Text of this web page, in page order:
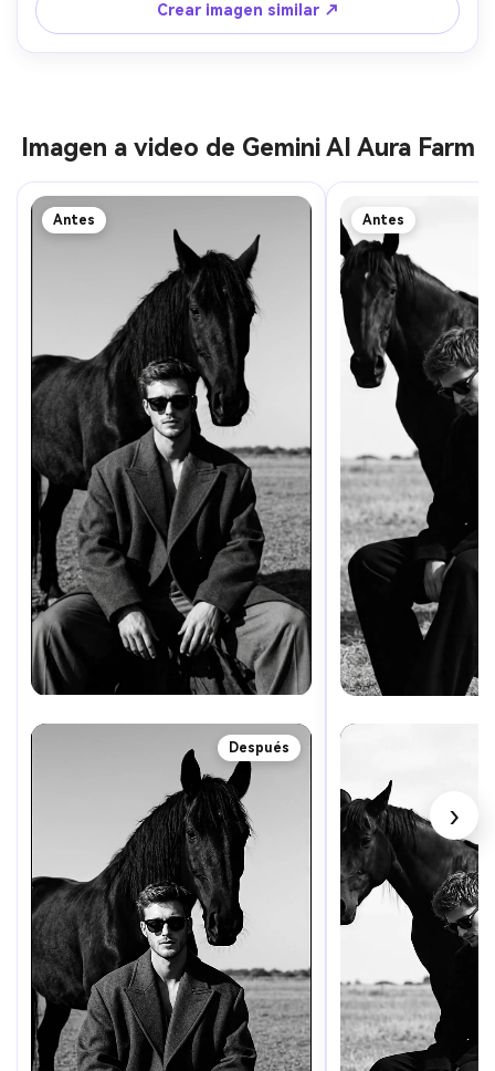
Crear imagen similar ↗
Imagen a video de Gemini AI Aura Farm
Antes
Después
Antes
›